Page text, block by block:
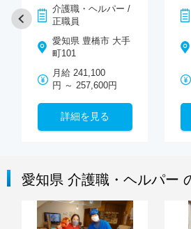
介護職・ヘルパー /
正職員
愛知県 豊橋市 大手
町101
月給 241,100
円 ～ 257,600円
詳細を見る
愛知県 介護職・ヘルパー